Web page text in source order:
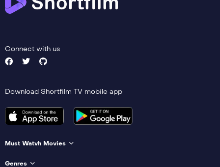
Connect with us
Download Shortfilm TV mobile app
Must Watvh Movies
Genres